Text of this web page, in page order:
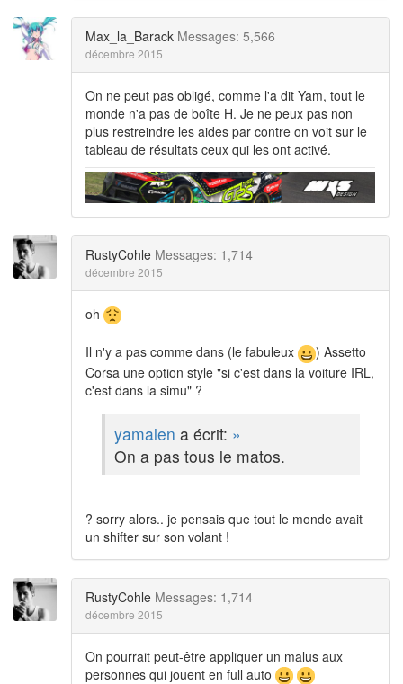
Max_la_Barack Messages: 5,566
décembre 2015
On ne peut pas obligé, comme l'a dit Yam, tout le
monde n'a pas de boîte H. Je ne peux pas non
plus restreindre les aides par contre on voit sur le
tableau de résultats ceux qui les ont activé.
RustyCohle Messages: 1,714
décembre 2015
oh
Il n'y a pas comme dans (le fabuleux
) Assetto
Corsa une option style "si c'est dans la voiture IRL,
c'est dans la simu" ?
yamalen a écrit: »
On a pas tous le matos.
? sorry alors.. je pensais que tout le monde avait
un shifter sur son volant !
RustyCohle Messages: 1,714
décembre 2015
On pourrait peut-être appliquer un malus aux
personnes qui jouent en full auto